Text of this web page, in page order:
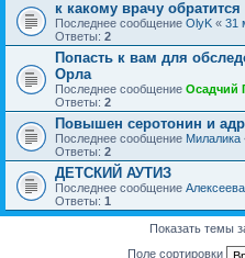
к какому врачу обратится
Последнее сообщение OlyK « 31
Ответы: 2
Попасть к вам для
Орла
Последнее сообщение Осадчий
Ответы: 2
Повышен серотонин и
Последнее сообщение Милалика
Ответы: 2
ДЕТСКИЙ АУТИЗ
Последнее сообщение
Ответы: 1
Показать темы
Поле сортировки